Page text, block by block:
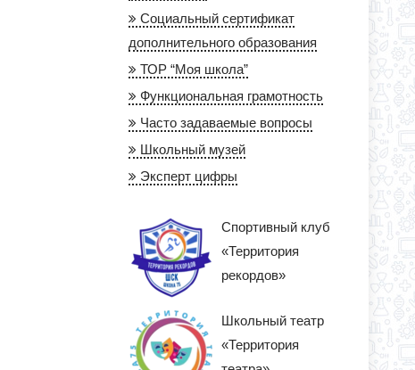
Социальный сертификат
дополнительного образования
ТОР “Моя школа”
Функциональная грамотность
Часто задаваемые вопросы
Школьный музей
Эксперт цифры
Спортивный клуб
«Территория
рекордов»
Школьный театр
«Территория